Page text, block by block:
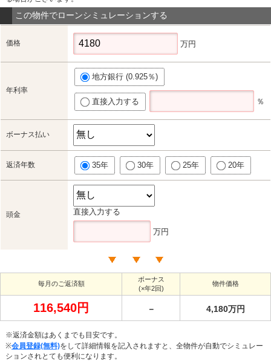
この物件でローンシミュレーションする
価格 万円
年利率
地方銀行 (0.925％)
直接入力する ％
ボーナス払い
返済年数 35年 30年 25年 20年
頭金 直接入力する
万円
毎月のご返済額
ボーナス
(×年2回)
物件価格
116,540円 － 4,180万円
※返済金額はあくまでも目安です。
※会員登録(無料)をして詳細情報を記入されますと、全物件が自動でシミュレー
ションされとても便利になります。